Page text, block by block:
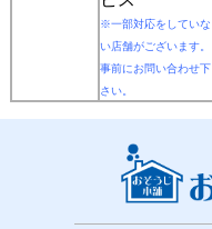
※一部対応をしていな
い店舗がございます。
事前にお問い合わせ下
さい。